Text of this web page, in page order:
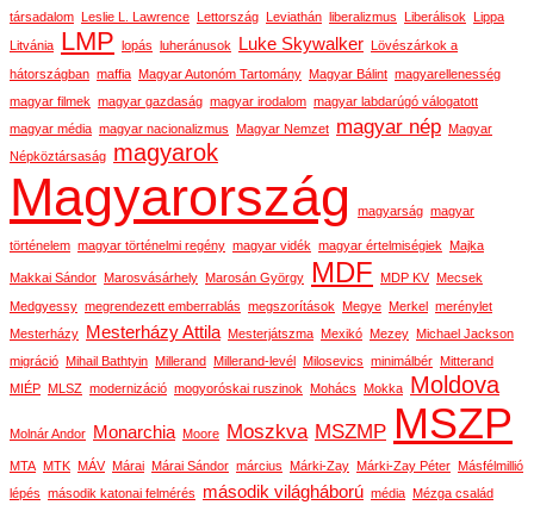
társadalom Leslie L. Lawrence Lettország Leviathán liberalizmus Liberálisok Lippa
Litvánia LMP lopás luheránusok Luke Skywalker Lövészárkok a
hátországban maffia Magyar Autonóm Tartomány Magyar Bálint magyarellenesség
magyar filmek magyar gazdaság magyar irodalom magyar labdarúgó válogatott
magyar média magyar nacionalizmus Magyar Nemzet magyar nép Magyar
Népköztársaság magyarok
Magyarország magyarság magyar
történelem magyar történelmi regény magyar vidék magyar értelmiségiek Majka
Makkai Sándor Marosvásárhely Marosán György MDF MDP KV Mecsek
Medgyessy megrendezett emberrablás megszorítások Megye Merkel merénylet
Mesterházy
Mesterházy Attila Mesterjátszma Mexikó Mezey Michael Jackson
migráció Mihail Bathtyin Millerand Millerand-levél Milosevics minimálbér Mitterand
MIÉP MLSZ modernizáció mogyoróskai ruszinok Mohács Mokka Moldova
Molnár Andor Monarchia Moore Moszkva MSZMP MSZP
MTA MTK MÁV Márai Márai Sándor március Márki-Zay Márki-Zay Péter Másfélmillió
lépés második katonai felmérés második világháború média Mézga család